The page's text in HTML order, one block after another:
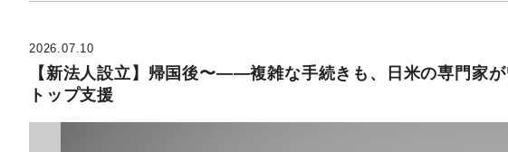
2026.07.10
【新法人設立】帰国後〜――複雑な手続きも、日米の専門家が
トップ支援